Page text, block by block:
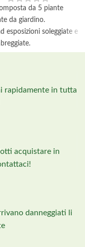
da 5 piante
da giardino.
esposizioni soleggiate e
per la realizzazione.
rapidamente in tutta
acquistare in
danneggiati li